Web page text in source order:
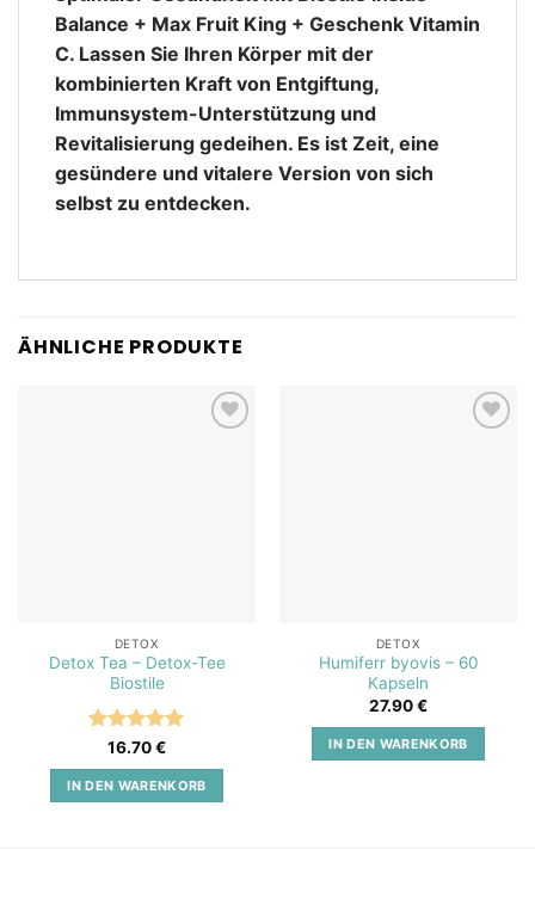
Balance + Max Fruit King + Geschenk Vitamin
C. Lassen Sie Ihren Körper mit der
kombinierten Kraft von Entgiftung,
Immunsystem-Unterstützung und
Revitalisierung gedeihen. Es ist Zeit, eine
gesündere und vitalere Version von sich
selbst zu entdecken.
ÄHNLICHE PRODUKTE
DETOX
Detox Tea – Detox-Tee
Biostile
Bewertet
mit5von
5
16.70€
IN DEN WARENKORB
DETOX
Humiferr byovis – 60
Kapseln
27.90€
IN DEN WARENKORB